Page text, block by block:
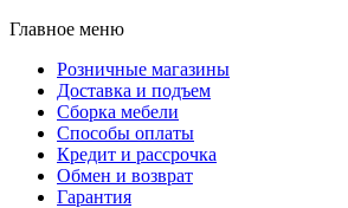
Главное меню
Розничные магазины
Доставка и подъем
Сборка мебели
Способы оплаты
Кредит и рассрочка
Обмен и возврат
Гарантия